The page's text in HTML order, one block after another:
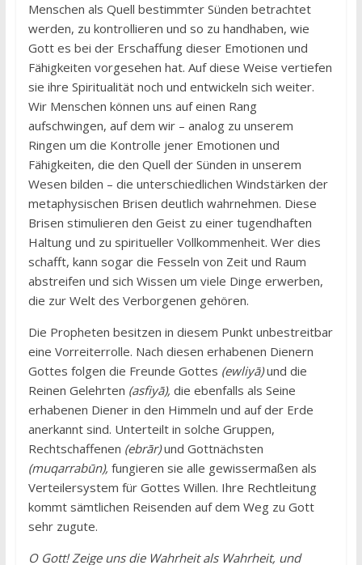
Menschen als Quell bestimmter Sünden betrachtet
werden, zu kontrollieren und so zu handhaben, wie
Gott es bei der Erschaffung dieser Emotionen und
Fähigkeiten vorgesehen hat. Auf diese Weise vertiefen
sie ihre Spiritualität noch und entwickeln sich weiter.
Wir Menschen können uns auf einen Rang
aufschwingen, auf dem wir – analog zu unserem
Ringen um die Kontrolle jener Emotionen und
Fähigkeiten, die den Quell der Sünden in unserem
Wesen bilden – die unterschiedlichen Windstärken der
metaphysischen Brisen deutlich wahrnehmen. Diese
Brisen stimulieren den Geist zu einer tugendhaften
Haltung und zu spiritueller Vollkommenheit. Wer dies
schafft, kann sogar die Fesseln von Zeit und Raum
abstreifen und sich Wissen um viele Dinge erwerben,
die zur Welt des Verborgenen gehören.
Die Propheten besitzen in diesem Punkt unbestreitbar
eine Vorreiterrolle. Nach diesen erhabenen Dienern
Gottes folgen die Freunde Gottes (ewliyā)und die
Reinen Gelehrten (asfiyā), die ebenfalls als Seine
erhabenen Diener in den Himmeln und auf der Erde
anerkannt sind. Unterteilt in solche Gruppen,
Rechtschaffenen (ebrār)und Gottnächsten
(muqarrabūn), fungieren sie alle gewissermaßen als
Verteilersystem für Gottes Willen. Ihre Rechtleitung
kommt sämtlichen Reisenden auf dem Weg zu Gott
sehr zugute.
O Gott! Zeige uns die Wahrheit als Wahrheit, und